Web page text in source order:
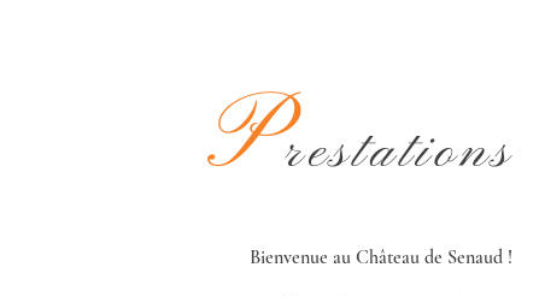
Prestations
Bienvenue au Château de Senaud !